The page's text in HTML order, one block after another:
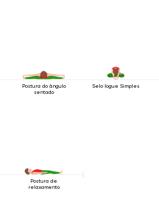
Postura do ângulo
sentado
Selo Iogue Simples
Postura de
relaxamento